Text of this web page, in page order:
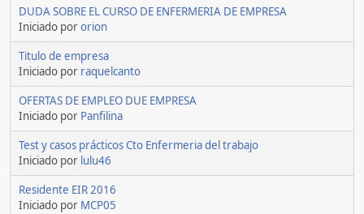
DUDA SOBRE EL CURSO DE ENFERMERIA DE EMPRESA
Iniciado pororion
Titulo de empresa
Iniciado por raquelcanto
OFERTAS DE EMPLEO DUE EMPRESA
Iniciado por Panfilina
Test y casos prácticos Cto Enfermeria del trabajo
Iniciado por lulu46
Residente EIR 2016
Iniciado por MCP05